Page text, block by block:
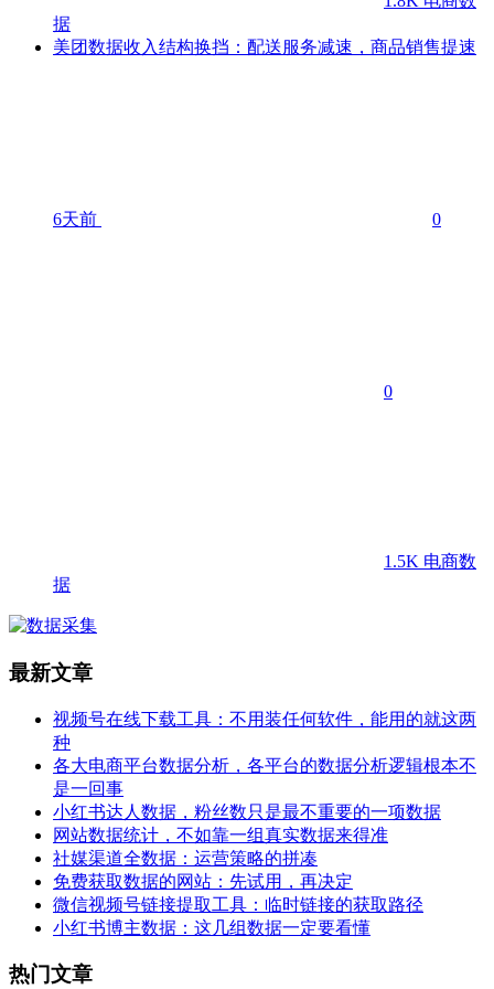
据
美团数据收入结构换挡：配送服务减速，商品销售提速
6天前 0
0
1.5K 电商数
据
最新文章
视频号在线下载工具：不用装任何软件，能用的就这两
种
各大电商平台数据分析，各平台的数据分析逻辑根本不
是一回事
小红书达人数据，粉丝数只是最不重要的一项数据
网站数据统计，不如靠一组真实数据来得准
社媒渠道全数据：运营策略的拼凑
免费获取数据的网站：先试用，再决定
微信视频号链接提取工具：临时链接的获取路径
小红书博主数据：这几组数据一定要看懂
热门文章